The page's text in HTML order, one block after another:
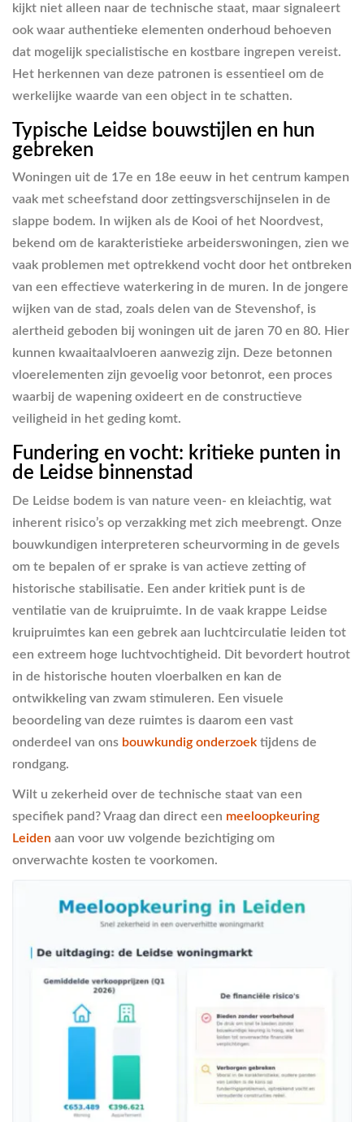
kijkt niet alleen naar de technische staat, maar signaleert
ook waar authentieke elementen onderhoud behoeven
dat mogelijk specialistische en kostbare ingrepen vereist.
Het herkennen van deze patronen is essentieel om de
werkelijke waarde van een object in te schatten.
Typische Leidse bouwstijlen en hun
gebreken
Woningen uit de 17e en 18e eeuw in het centrum kampen
vaak met scheefstand door zettingsverschijnselen in de
slappe bodem. In wijken als de Kooi of het Noordvest,
bekend om de karakteristieke arbeiderswoningen, zien we
vaak problemen met optrekkend vocht door het ontbreken
van een effectieve waterkering in de muren. In de jongere
wijken van de stad, zoals delen van de Stevenshof, is
alertheid geboden bij woningen uit de jaren 70 en 80. Hier
kunnen kwaaitaalvloeren aanwezig zijn. Deze betonnen
vloerelementen zijn gevoelig voor betonrot, een proces
waarbij de wapening oxideert en de constructieve
veiligheid in het geding komt.
Fundering en vocht: kritieke punten in
de Leidse binnenstad
De Leidse bodem is van nature veen- en kleiachtig, wat
inherent risico’s op verzakking met zich meebrengt. Onze
bouwkundigen interpreteren scheurvorming in de gevels
om te bepalen of er sprake is van actieve zetting of
historische stabilisatie. Een ander kritiek punt is de
ventilatie van de kruipruimte. In de vaak krappe Leidse
kruipruimtes kan een gebrek aan luchtcirculatie leiden tot
een extreem hoge luchtvochtigheid. Dit bevordert houtrot
in de historische houten vloerbalken en kan de
ontwikkeling van zwam stimuleren. Een visuele
beoordeling van deze ruimtes is daarom een vast
onderdeel van ons bouwkundig onderzoek tijdens de
rondgang.
Wilt u zekerheid over de technische staat van een
specifiek pand? Vraag dan direct een meeloopkeuring
Leiden aan voor uw volgende bezichtiging om
onverwachte kosten te voorkomen.